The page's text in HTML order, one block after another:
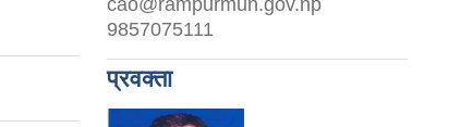
cao@rampurmun.gov.np
9857075111
प्रवक्ता